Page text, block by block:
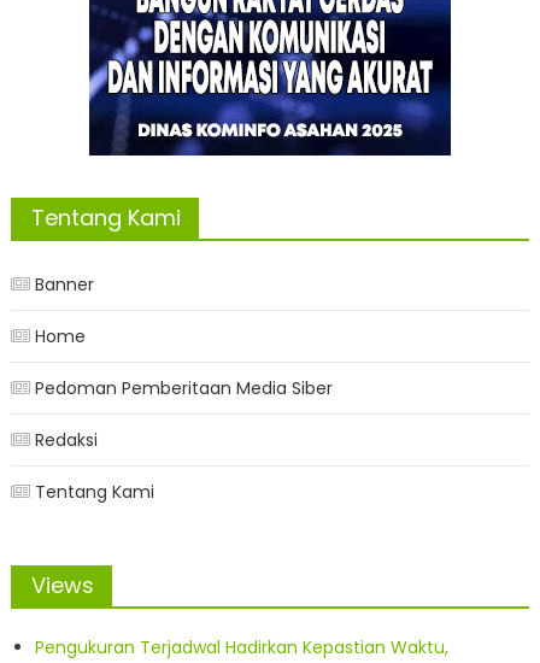
Tentang Kami
Banner
Home
Pedoman Pemberitaan Media Siber
Redaksi
Tentang Kami
Views
Pengukuran Terjadwal Hadirkan Kepastian Waktu,